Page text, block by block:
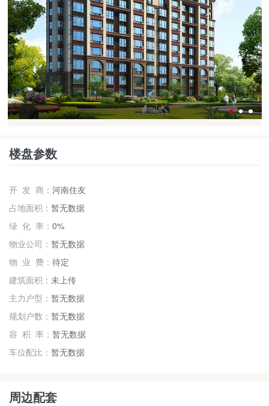
楼盘参数
开 发 商： 河南住友
占地面积： 暂无数据
绿 化 率： 0%
物业公司： 暂无数据
物 业 费： 待定
建筑面积： 未上传
主力户型： 暂无数据
规划户数： 暂无数据
容 积 率： 暂无数据
车位配比： 暂无数据
周边配套